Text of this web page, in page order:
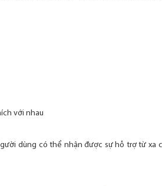
với nhau
dùng có thể nhận được sự hỗ trợ từ xa